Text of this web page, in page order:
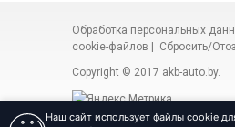
Обработка персональных
cookie-файлов | Сбросить/
Copyright © 2017 akb-auto.by.
Наш сайт использует файлы cookie